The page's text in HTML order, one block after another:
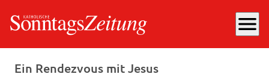
menu
Freitag, 05.06.2026, 09:00 Uhr
Ein Rendezvous mit Jesus